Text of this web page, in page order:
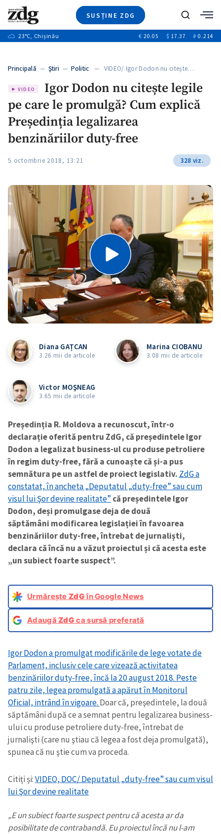
SUSȚINE ZDG
Ştiri
+6
Video
Special
+1
+2
Caută
23°C, Chișinău € 20.05 $ 17.37 ₽ 0.214
Principală — Ştiri — Politic — VIDEO/ Igor Dodon nu citește…
VIDEO
Igor Dodon nu citește legile
pe care le promulgă? Cum explică
Președinția legalizarea
benzinăriilor duty-free
5 octombrie 2018, 13:21 328 viz.
Diana GAȚCAN
3.26 mii de articole
Marina CIOBANU
3.08 mii de articole
Victor MOŞNEAG
3.65 mii de articole
Președinția R. Moldova a recunoscut, într-o
declarație oferită pentru ZdG, că președintele Igor
Dodon a legalizat business-ul cu produse petroliere
în regim duty-free, fără a cunoaște că și-a pus
semnătura pe un astfel de proiect legislativ. ZdG a
constatat, în ancheta „Deputatul „duty-free” sau cum
visul lui Şor devine realitate” că președintele Igor
Dodon, deși promulgase deja de două
săptămâni modificarea legislației în favoarea
benzinăriilor duty-free, întrebat de jurnaliști,
declara că încă nu a văzut proiectul și că acesta este
„un subiect foarte suspect”.
Urmărește ZdGîn Google News
AdaugăZdG ca sursă preferată
Igor Dodon a promulgat modificările de lege votate de
Parlament, inclusiv cele care vizează activitatea
benzinăriilor duty-free, încă la 20 august 2018. Peste
patru zile, legea promulgată a apărut în Monitorul
Oficial, intrând în vigoare. Doar că, preşedintele, la două
săptămâni după ce a semnat pentru legalizarea business-
ului cu produse petroliere duty-free, întrebat de
jurnalişti (care nu ştiau că legea a fost deja promulgată),
spunea că nu ştie cum va proceda.
Citiți și:VIDEO, DOC/ Deputatul „duty-free” sau cum visul
lui Şor devine realitate
„E un subiect foarte suspect pentru că acesta ar da
posibilitate de contrabandă. Eu proiectul încă nu l-am